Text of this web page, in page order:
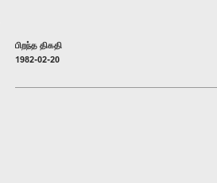
பிறந்த திகதி
1982-02-20